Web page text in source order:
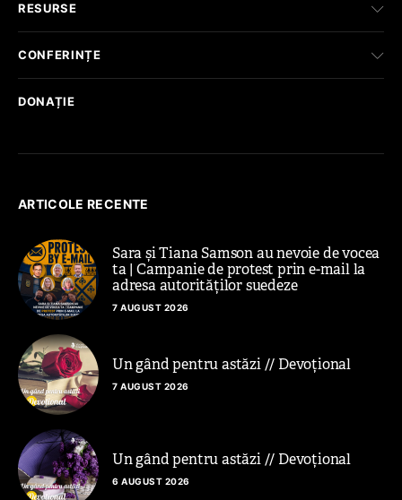
RESURSE
CONFERINȚE
DONAȚIE
ARTICOLE RECENTE
Sara și Tiana Samson au nevoie de vocea
ta | Campanie de protest prin e-mail la
adresa autorităților suedeze
7 AUGUST 2026
Un gând pentru astăzi // Devoțional
7 AUGUST 2026
Un gând pentru astăzi // Devoțional
6 AUGUST 2026